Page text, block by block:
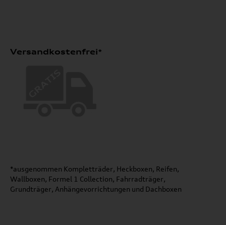
Versandkostenfrei*
*ausgenommen Kompletträder, Heckboxen, Reifen,
Wallboxen, Formel 1 Collection, Fahrradträger,
Grundträger, Anhängevorrichtungen und Dachboxen